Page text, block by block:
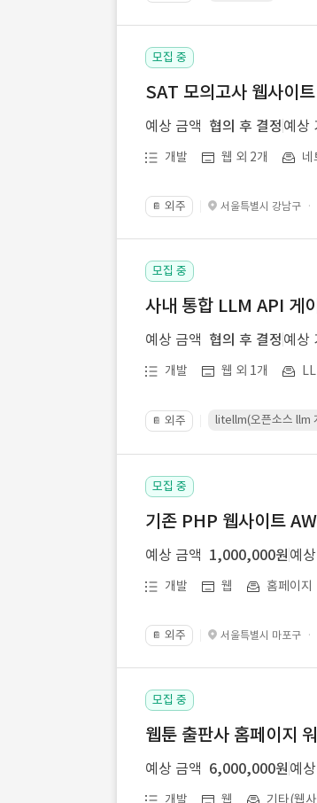
모집 중
SAT 모의고사 웹사이
예상 금액 협의 후 결정 예상
개발 웹 외 2개 네
📔 외주 서울특별시 강남구
모집 중
사내 통합 LLM API 게
예상 금액 협의 후 결정 예상
개발 웹 외 1개
📔 외주 litellm(오픈소스 llm
모집 중
기존 PHP 웹사이트
예상 금액 1,000,000원 예
개발 웹 홈페이지
📔 외주 서울특별시 마포구
모집 중
웹툰 출판사 홈페이지
예상 금액 6,000,000원 예
개발 웹 기타(웹